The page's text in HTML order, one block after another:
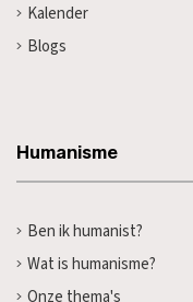
Kalender
Blogs
Humanisme
Ben ik humanist?
Wat is humanisme?
Onze thema's